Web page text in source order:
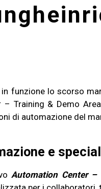
funzione lo scorso
– Training & Demo
di automazione del
e
Automation Center –